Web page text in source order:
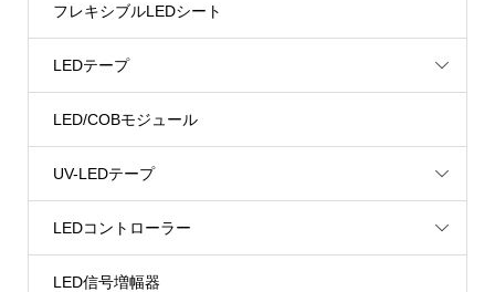
フレキシブルLEDシート
LEDテープ
LED/COBモジュール
UV-LEDテープ
LEDコントローラー
LED信号増幅器